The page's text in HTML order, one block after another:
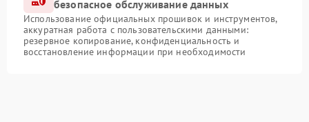
безопасное обслуживание данных
Использование официальных прошивок и инструментов,
аккуратная работа с пользовательскими данными:
резервное копирование, конфиденциальность и
восстановление информации при необходимости